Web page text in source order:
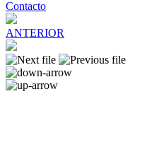
Contacto
ANTERIOR